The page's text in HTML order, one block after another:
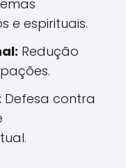
e espirituais.
Redução
Defesa contra